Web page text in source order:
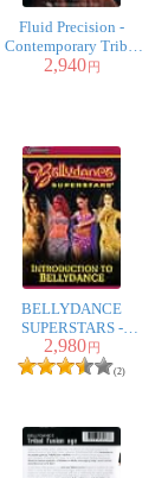
Fluid Precision -
Contemporary Tribal
Bellydance
2,940円
BELLYDANCE
SUPERSTARS -
INTRODUCTION TO
BELLYDANCE
2,980 円
(2)